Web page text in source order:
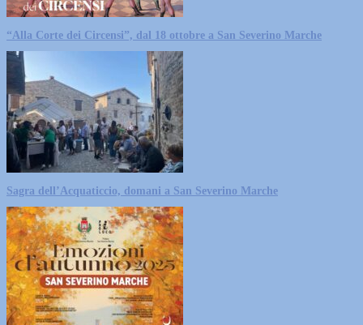
“Alla Corte dei Circensi”, dal 18 ottobre a San Severino Marche
Sagra dell’Acquaticcio, domani a San Severino Marche